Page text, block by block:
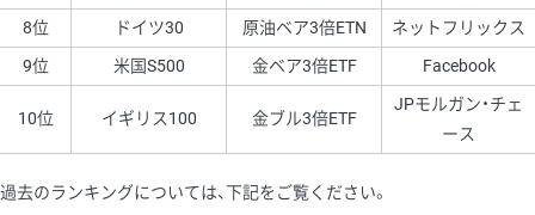
8位
ドイツ30 原油ベア3倍ETN
ネットフリックス
9位
米国S500 金ベア3倍ETF Facebook
10位 イギリス100 金ブル3倍ETF
JPモルガン・チェ
ース
過去のランキングについては、下記をご覧ください。